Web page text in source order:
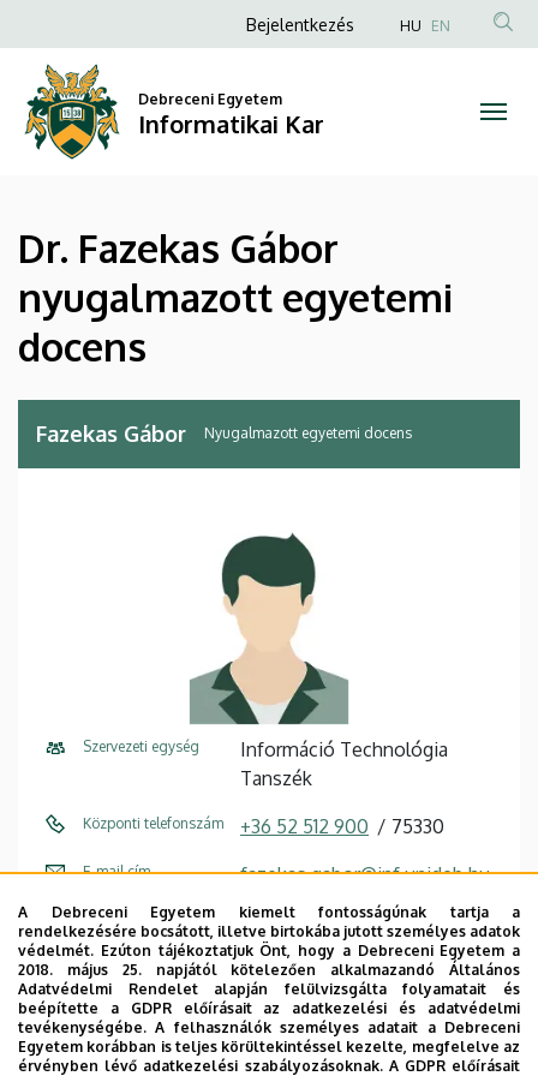
Fazekas
Gábor
nyugalmazott
egyetemi
docens
Informatikai
Kar
a
tartalomra
Anonim
fiók
menüje
Bejelentkezés HU EN
Debreceni Egyetem
Informatikai Kar
Dr. Fazekas Gábor
nyugalmazott egyetemi
docens
Fazekas Gábor Nyugalmazott egyetemi docens
Szervezeti egység
Információ Technológia
Tanszék
Központi telefonszám +36 52 512 900 75330
E-mail cím fazekas.gabor@inf.unideb.hu
Cím 4028 Debrecen, Kassai út 26.
Épület
Informatikai Kar épület, 3.
emelet, I330
A Debreceni Egyetem kiemelt fontosságúnak tartja a
rendelkezésére bocsátott, illetve birtokába jutott személyes adatok
védelmét. Ezúton tájékoztatjuk Önt, hogy a Debreceni Egyetem a
2018. május 25. napjától kötelezően alkalmazandó Általános
Adatvédelmi Rendelet alapján felülvizsgálta folyamatait és
beépítette a GDPR előírásait az adatkezelési és adatvédelmi
tevékenységébe. A felhasználók személyes adatait a Debreceni
Egyetem korábban is teljes körültekintéssel kezelte, megfelelve az
érvényben lévő adatkezelési szabályozásoknak. A GDPR előírásait